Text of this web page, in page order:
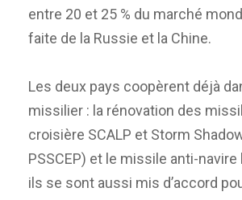
entre 20 et 25 % du marché
faite de la Russie et la Chine.
Les deux pays coopèrent déjà
missilier : la rénovation des
croisière SCALP et Storm
PSSCEP) et le missile anti-navire
ils se sont aussi mis d’accord